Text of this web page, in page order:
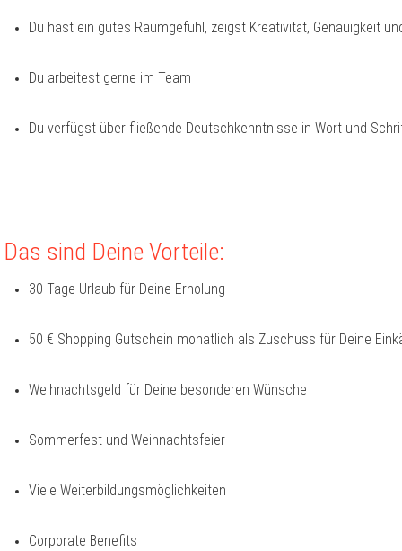
Du hast ein gutes Raumgefühl, zeigst Kreativität, Genauigkeit
Du arbeitest gerne im Team
Du verfügst über fließende Deutschkenntnisse in Wort und
Das sind Deine Vorteile:
30 Tage Urlaub für Deine Erholung
50 € Shopping Gutschein monatlich als Zuschuss für Deine
Weihnachtsgeld für Deine besonderen Wünsche
Sommerfest und Weihnachtsfeier
Viele Weiterbildungsmöglichkeiten
Corporate Benefits